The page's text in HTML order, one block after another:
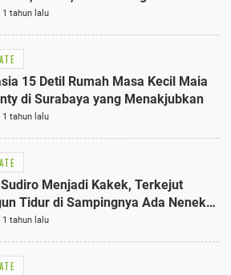
tahun lalu
15 Detil Rumah Masa Kecil Maia
di Surabaya yang Menakjubkan
tahun lalu
Menjadi Kakek, Terkejut
Tidur di Sampingnya Ada Nenek-
23 Fakta Menarik
tahun lalu